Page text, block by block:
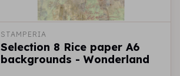
STAMPERIA
Selection 8 Rice paper A6
backgrounds - Wonderland